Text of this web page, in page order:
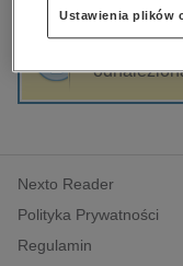
edukacja
hobby, sport,
komputery,
polityka,
psychologiczne
inne
Nexto Reader
Polityka Prywatności
Regulamin
Ustawienia plików